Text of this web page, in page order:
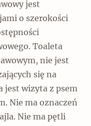
jest
o szerokości
Toaleta
nie jest
się na
jest wizyta z psem
Nie ma oznaczeń
Nie ma pętli